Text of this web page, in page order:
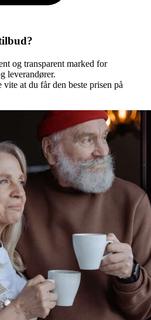
og transparent marked for
leverandører.
at du får den beste prisen på